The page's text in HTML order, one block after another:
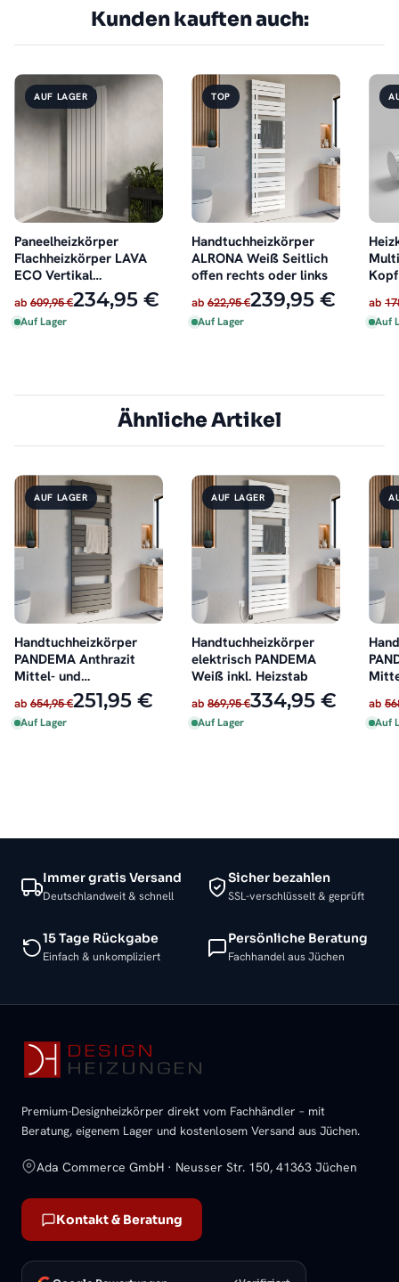
Kunden kauften auch:
AUF LAGER
Paneelheizkörper
Flachheizkörper LAVA
ECO Vertikal
Doppellagig Weiß
ab 609,95 €234,95 €
Auf Lager
TOP
Handtuchheizkörper
ALRONA Weiß Seitlich
offen rechts oder links
ab 622,95 €239,95 €
Auf Lager
ab
Auf
Ähnliche Artikel
AUF LAGER
Handtuchheizkörper
PANDEMA Anthrazit
Mittel- und
Seitenanschluss
ab 654,95 €251,95 €
Auf Lager
AUF LAGER
Handtuchheizkörper
elektrisch PANDEMA
Weiß inkl. Heizstab
ab 869,95 €334,95 €
Auf Lager
ab
Auf
Immer gratis Versand
Deutschlandweit & schnell
Sicher bezahlen
SSL-verschlüsselt & geprüft
15 Tage Rückgabe
Einfach & unkompliziert
Persönliche Beratung
Fachhandel aus Jüchen
Premium-Designheizkörper direkt vom Fachhändler – mit
Beratung, eigenem Lager und kostenlosem Versand aus Jüchen.
Ada Commerce GmbH · Neusser Str. 150, 41363 Jüchen
Kontakt & Beratung